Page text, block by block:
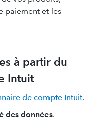
paiement et les
à partir du
Intuit
de compte Intuit.
des données.